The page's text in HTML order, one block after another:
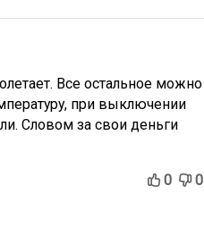
Все остальное можно
при выключении
Словом за свои деньги
0 0